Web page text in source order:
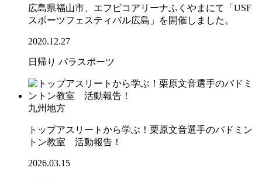
広島県福山市、エフピコアリーナふくやまにて「USF
スポーツフェスティバル広島」を開催しました。
2020.12.27
日帰り パラスポーツ
九州地方
トップアスリートから学ぶ！栗原文音選手のバドミン
トン教室 活動報告！
2026.03.15